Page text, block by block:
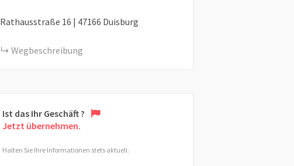
Rathausstraße 16 | 47166 Duisburg
Wegbeschreibung
Ist das Ihr Geschäft ?
Jetzt übernehmen.
Halten Sie Ihre Informationen stets aktuell.